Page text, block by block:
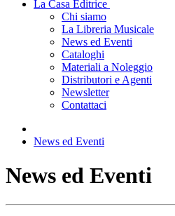
La Casa Editrice
Chi siamo
La Libreria Musicale
News ed Eventi
Cataloghi
Materiali a Noleggio
Distributori e Agenti
Newsletter
Contattaci
News ed Eventi
News ed Eventi